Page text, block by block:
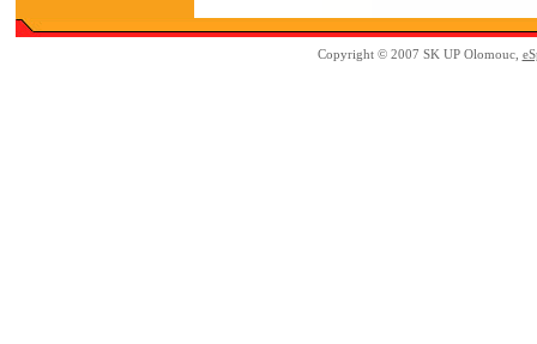
Copyright © 2007 SK UP Olomouc,